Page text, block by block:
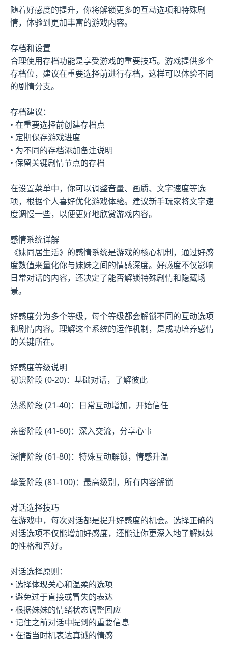
随着好感度的提升，你将解锁更多的互动选项和特殊剧
情，体验到更加丰富的游戏内容。
存档和设置
合理使用存档功能是享受游戏的重要技巧。游戏提供多个
存档位，建议在重要选择前进行存档，这样可以体验不同
的剧情分支。
存档建议：
• 在重要选择前创建存档点
• 定期保存游戏进度
• 为不同的存档添加备注说明
• 保留关键剧情节点的存档
在设置菜单中，你可以调整音量、画质、文字速度等选
项，根据个人喜好优化游戏体验。建议新手玩家将文字速
度调慢一些，以便更好地欣赏游戏内容。
感情系统详解
《妹同居生活》的感情系统是游戏的核心机制，通过好感
度数值来量化你与妹妹之间的情感深度。好感度不仅影响
日常对话的内容，还决定了能否解锁特殊剧情和隐藏场
景。
好感度分为多个等级，每个等级都会解锁不同的互动选项
和剧情内容。理解这个系统的运作机制，是成功培养感情
的关键所在。
好感度等级说明
初识阶段 (0-20)：基础对话，了解彼此
熟悉阶段 (21-40)：日常互动增加，开始信任
亲密阶段 (41-60)：深入交流，分享心事
深情阶段 (61-80)：特殊互动解锁，情感升温
挚爱阶段 (81-100)：最高级别，所有内容解锁
对话选择技巧
在游戏中，每次对话都是提升好感度的机会。选择正确的
对话选项不仅能增加好感度，还能让你更深入地了解妹妹
的性格和喜好。
对话选择原则：
• 选择体现关心和温柔的选项
• 避免过于直接或冒失的表达
• 根据妹妹的情绪状态调整回应
• 记住之前对话中提到的重要信息
• 在适当时机表达真诚的情感